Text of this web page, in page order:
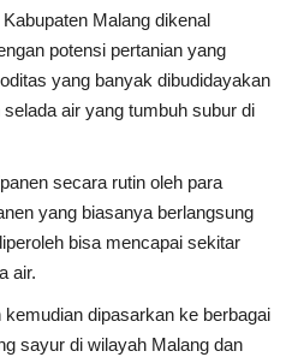
Kabupaten Malang dikenal
potensi pertanian yang
yang banyak dibudidayakan
air yang tumbuh subur di
secara rutin oleh para
yang biasanya berlangsung
bisa mencapai sekitar
air.
dipasarkan ke berbagai
sayur di wilayah Malang dan